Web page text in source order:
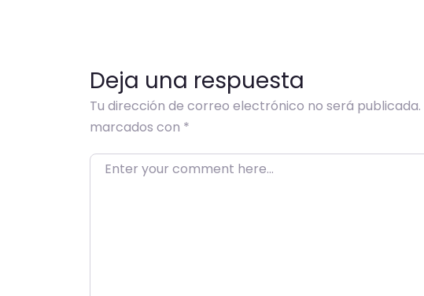
Deja una respuesta
Tu dirección de correo electrónico no será publicada.
marcados con *
Enter your comment here…